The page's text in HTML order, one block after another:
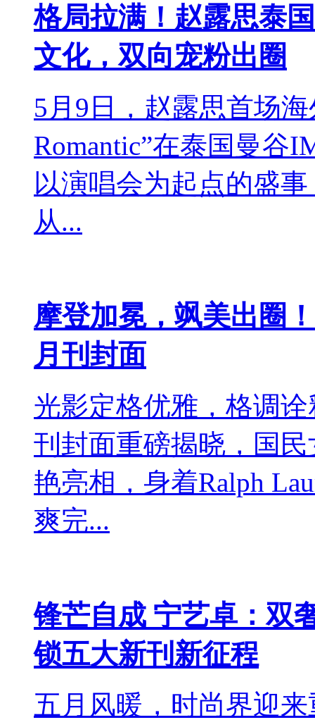
格局拉满！赵露思泰
文化，双向宠粉出圈
5月9日，赵露思首场
Romantic”在泰国曼谷
以演唱会为起点的盛
从...
摩登加冕，飒美出圈
月刊封面
光影定格优雅，格调
刊封面重磅揭晓，国
艳亮相，身着Ralph
爽完...
锋芒自成 宁艺卓：双
锁五大新刊新征程
五月风暖，时尚界迎